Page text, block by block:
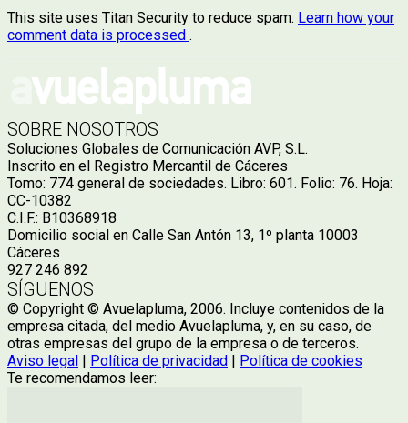
This site uses Titan Security to reduce spam. Learn how your
comment data is processed .
SOBRE NOSOTROS
Soluciones Globales de Comunicación AVP, S.L.
Inscrito en el Registro Mercantil de Cáceres
Tomo: 774 general de sociedades. Libro: 601. Folio: 76. Hoja:
CC-10382
C.I.F.: B10368918
Domicilio social en Calle San Antón 13, 1º planta 10003
Cáceres
927 246 892
SÍGUENOS
© Copyright © Avuelapluma, 2006. Incluye contenidos de la
empresa citada, del medio Avuelapluma, y, en su caso, de
otras empresas del grupo de la empresa o de terceros.
Aviso legal
Política de privacidad
Política de cookies
Te recomendamos leer: